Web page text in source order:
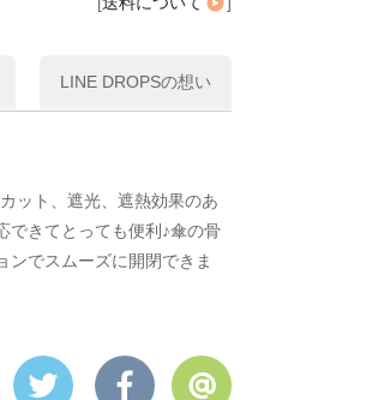
LINE DROPSの想い
ット、遮光、遮熱効果のあ
できてとっても便利♪傘の骨
ンでスムーズに開閉できま